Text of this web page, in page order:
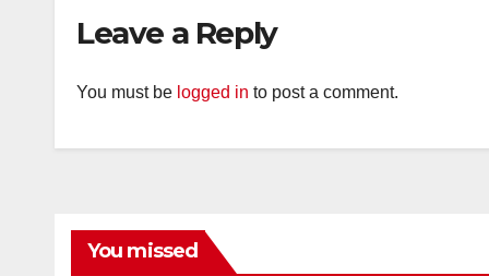
Leave a Reply
You must be logged in to post a comment.
You missed